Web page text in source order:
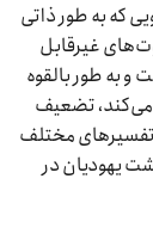
که به طور ذاتی
غیرقابل
به طور بالقوه
می‌کند، تضعیف
تفسیرهای مختلف
یهودیان در